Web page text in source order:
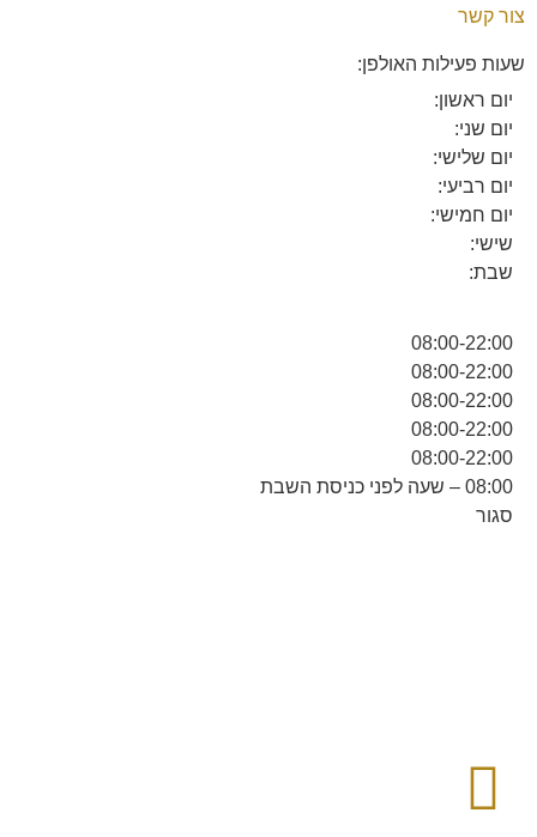
צור קשר
שעות פעילות האולפן:
יום ראשון:
יום שני:
יום שלישי:
יום רביעי:
יום חמישי:
שישי:
שבת:
08:00-22:00
08:00-22:00
08:00-22:00
08:00-22:00
08:00-22:00
08:00 – שעה לפני כניסת השבת
סגור